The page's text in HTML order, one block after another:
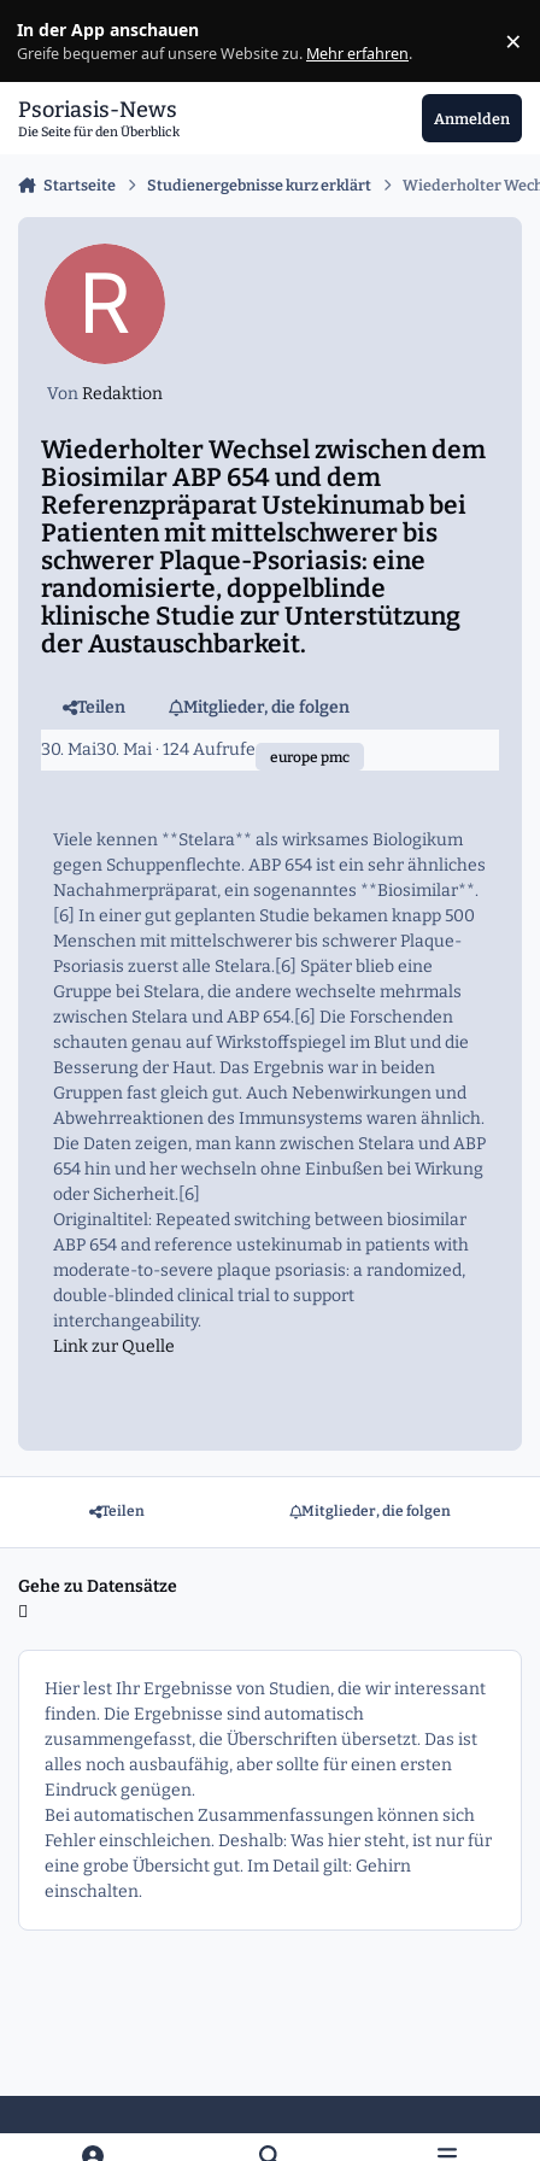
In der App anschauen
Greife bequemer auf unsere Website zu. Mehr erfahren. ×
Psoriasis-News
Die Seite für den Überblick
Anmelden
Startseite Studienergebnisse kurz erklärt Wiederholter
VonRedaktion
Wiederholter Wechsel zwischen dem
Biosimilar ABP 654 und dem
Referenzpräparat Ustekinumab bei
Patienten mit mittelschwerer bis
schwerer Plaque-Psoriasis: eine
randomisierte, doppelblinde
klinische Studie zur Unterstützung
der Austauschbarkeit.
Teilen Mitglieder, die folgen
30. Mai30. Mai· 124 Aufrufe europe pmc
Viele kennen **Stelara** als wirksames Biologikum
gegen Schuppenflechte. ABP 654 ist ein sehr ähnliches
Nachahmerpräparat, ein sogenanntes **Biosimilar**.
[6] In einer gut geplanten Studie bekamen knapp 500
Menschen mit mittelschwerer bis schwerer Plaque-
Psoriasis zuerst alle Stelara.[6] Später blieb eine
Gruppe bei Stelara, die andere wechselte mehrmals
zwischen Stelara und ABP 654.[6] Die Forschenden
schauten genau auf Wirkstoffspiegel im Blut und die
Besserung der Haut. Das Ergebnis war in beiden
Gruppen fast gleich gut. Auch Nebenwirkungen und
Abwehrreaktionen des Immunsystems waren ähnlich.
Die Daten zeigen, man kann zwischen Stelara und ABP
654 hin und her wechseln ohne Einbußen bei Wirkung
oder Sicherheit.[6]
Originaltitel: Repeated switching between biosimilar
ABP 654 and reference ustekinumab in patients with
moderate-to-severe plaque psoriasis: a randomized,
double-blinded clinical trial to support
interchangeability.
Link zur Quelle
Teilen Mitglieder, die folgen
Gehe zu Datensätze
Hier lest Ihr Ergebnisse von Studien, die wir interessant
finden. Die Ergebnisse sind automatisch
zusammengefasst, die Überschriften übersetzt. Das ist
alles noch ausbaufähig, aber sollte für einen ersten
Eindruck genügen.
Bei automatischen Zusammenfassungen können sich
Fehler einschleichen. Deshalb: Was hier steht, ist nur für
eine grobe Übersicht gut. Im Detail gilt: Gehirn
einschalten.